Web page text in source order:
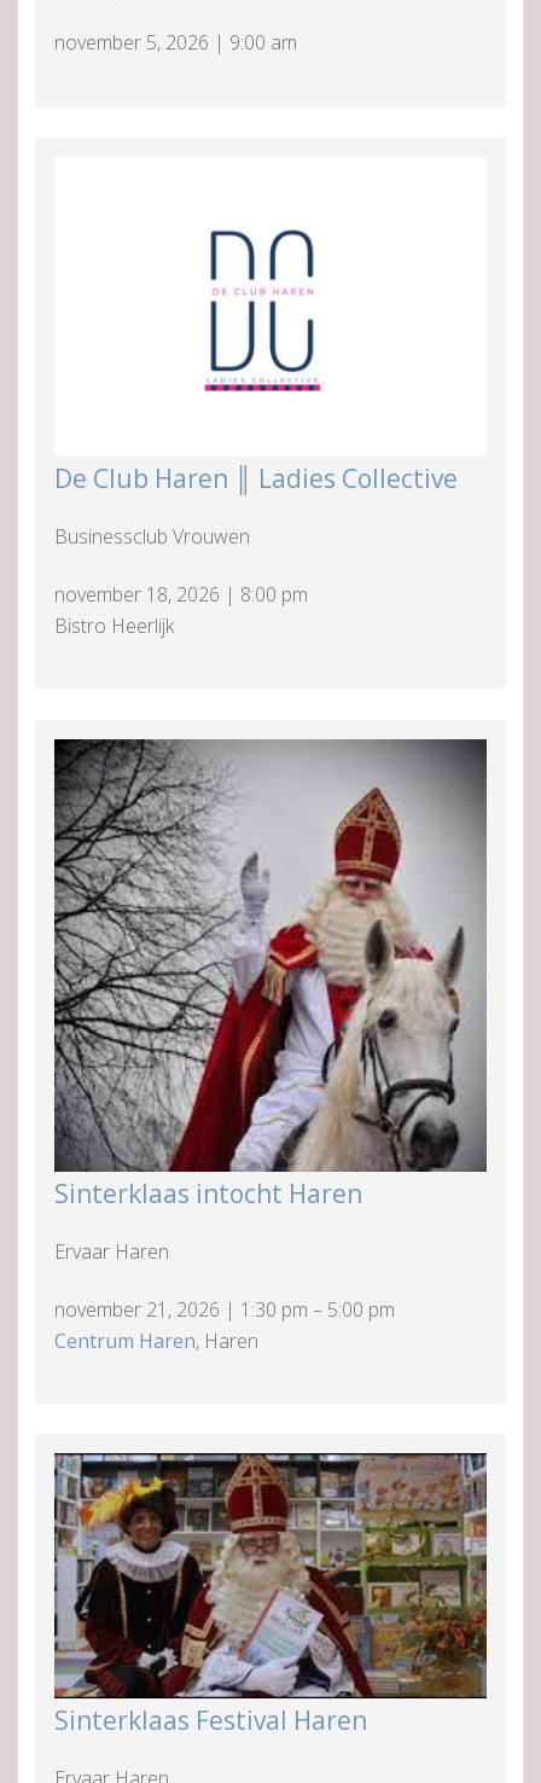
november 5, 2026 | 9:00 am
De Club Haren ║ Ladies Collective
Businessclub Vrouwen
november 18, 2026 | 8:00 pm
Bistro Heerlijk
Sinterklaas intocht Haren
Ervaar Haren
november 21, 2026 | 1:30 pm – 5:00 pm
Centrum Haren, Haren
Sinterklaas Festival Haren